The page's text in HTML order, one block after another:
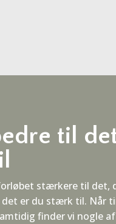
til
stærkere til det,
er du stærk til. Når
finder vi nogle